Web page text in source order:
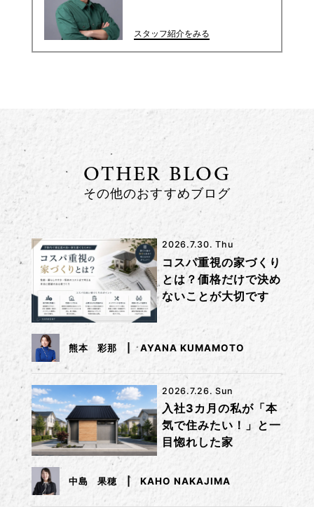
スタッフ紹介をみる
OTHER BLOG
その他のおすすめブログ
2026.7.30. Thu
コスパ重視の家づくり
とは？価格だけで決め
ないことが大切です
熊本 彩那 AYANA KUMAMOTO
2026.7.26. Sun
入社3カ月の私が「本
気で住みたい！」と一
目惚れした家
中島 果穂 KAHO NAKAJIMA